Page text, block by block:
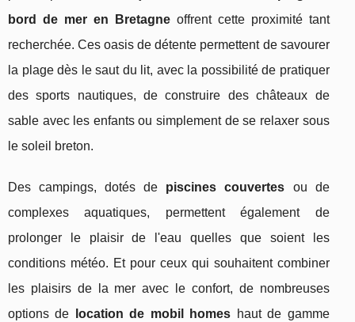
bord de mer en Bretagneoffrent cette proximité tant
recherchée. Ces oasis de détente permettent de savourer
la plage dès le saut du lit, avec la possibilité de pratiquer
des sports nautiques, de construire des châteaux de
sable avec les enfants ou simplement de se relaxer sous
le soleil breton.
Des campings, dotés de piscines couvertes ou de
complexes aquatiques, permettent également de
prolonger le plaisir de l'eau quelles que soient les
conditions météo. Et pour ceux qui souhaitent combiner
les plaisirs de la mer avec le confort, de nombreuses
options de
location de mobil homes haut de gamme